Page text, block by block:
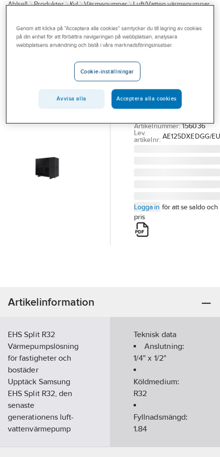
Kampanjer
Outlet
Branscher
Ahlsell Produkter Kyl Värmepumpar
Luft/Vatten värmepumpar
SAMSUNG
Samsung
utomhusenhet
EHS Split
SAMSUNG SPLIT R32
Artikelnummer: 156036
Lev.
artikelnr: AE125DXEDGG/
Logga in för att se saldo och
pris
Artikelinformation
EHS Split R32
Värmepumpslösning
för fastigheter och
bostäder
Upptäck Samsung
EHS Split R32, den
senaste
generationens luft-
vattenvärmepump
Teknisk data
Anslutning:
1/4" x 1/2"
Köldmedium:
R32
Fyllnadsmängd:
1.84
Genom att klicka på "Acceptera alla cookies" samtycker du till lagring av cookies
på din enhet för att förbättra navigeringen på webbplatsen, analysera
webbplatsens användning och bistå i våra marknadsföringsinsatser.
Cookie-inställningar
Avvisa alla Acceptera alla cookies